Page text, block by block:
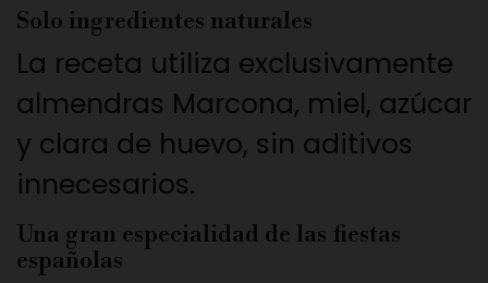
Solo ingredientes naturales
La receta utiliza exclusivamente
almendras Marcona, miel, azúcar
y clara de huevo, sin aditivos
innecesarios.
Una gran especialidad de las fiestas
españolas